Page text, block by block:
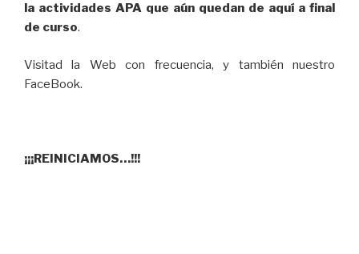
la actividades APA que aún quedan de aquí a final
de curso.
Visitad la Web con frecuencia, y también nuestro
FaceBook.
¡¡¡REINICIAMOS…!!!